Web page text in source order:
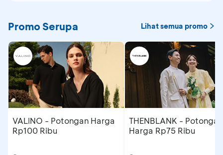
Promo Serupa Lihat semua promo
VALINO - Potongan Harga
Rp100 Ribu
THENBLANK - Potongan
Harga Rp75 Ribu